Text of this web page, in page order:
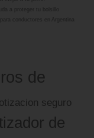
a proteger tu bolsillo
conductores en Argentina
de
seguro
de